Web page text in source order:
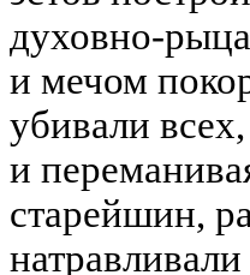
духовно-
и мечом
убивали
и
старейшин,